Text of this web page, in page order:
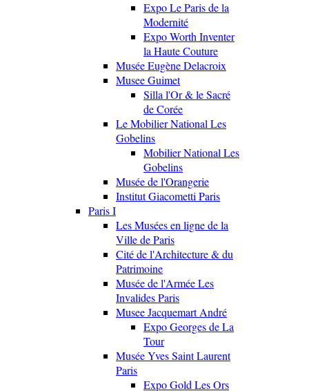
Expo Le Paris de la
Modernité
Expo Worth Inventer
la Haute Couture
Musée Eugène Delacroix
Musee Guimet
Silla l'Or & le Sacré
de Corée
Le Mobilier National Les
Gobelins
Mobilier National Les
Gobelins
Musée de l'Orangerie
Institut Giacometti Paris
Paris I
Les Musées en ligne de la
Ville de Paris
Cité de l'Architecture & du
Patrimoine
Musée de l'Armée Les
Invalides Paris
Musee Jacquemart André
Expo Georges de La
Tour
Musée Yves Saint Laurent
Paris
Expo Gold Les Ors